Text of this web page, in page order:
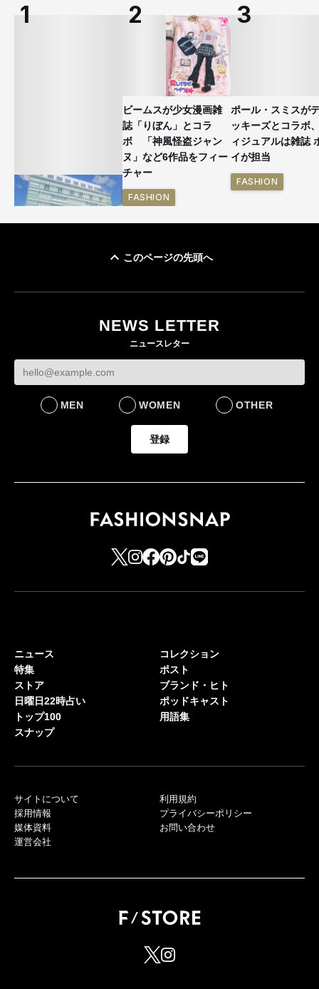
ビームスが少女漫画雑
誌「りぼん」とコラ
ボ 「神風怪盗ジャン
ヌ」など6作品をフィー
チャー
FASHION
ポール・スミスが
ッキーズとコラボ
ィジュアルは雑誌
イが担当
FASHION
このページの先頭へ
NEWS LETTER
ニュースレター
MEN WOMEN OTHER
登録
ニュース
特集
ストア
日曜日22時占い
トップ100
スナップ
コレクション
ポスト
ブランド・ヒト
ポッドキャスト
用語集
サイトについて
採用情報
媒体資料
運営会社
利用規約
プライバシーポリシー
お問い合わせ